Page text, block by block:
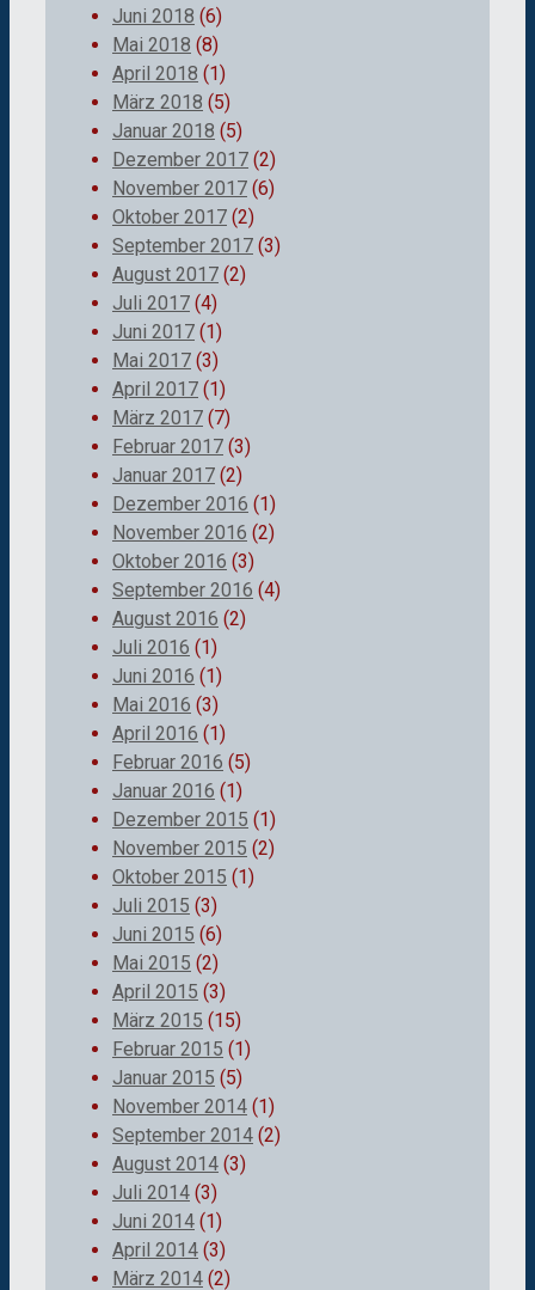
Juni 2018 (6)
Mai 2018 (8)
April 2018 (1)
März 2018 (5)
Januar 2018 (5)
Dezember 2017 (2)
November 2017 (6)
Oktober 2017 (2)
September 2017 (3)
August 2017 (2)
Juli 2017 (4)
Juni 2017 (1)
Mai 2017 (3)
April 2017 (1)
März 2017 (7)
Februar 2017 (3)
Januar 2017 (2)
Dezember 2016 (1)
November 2016 (2)
Oktober 2016 (3)
September 2016 (4)
August 2016 (2)
Juli 2016 (1)
Juni 2016 (1)
Mai 2016 (3)
April 2016 (1)
Februar 2016 (5)
Januar 2016 (1)
Dezember 2015 (1)
November 2015 (2)
Oktober 2015 (1)
Juli 2015 (3)
Juni 2015 (6)
Mai 2015 (2)
April 2015 (3)
März 2015 (15)
Februar 2015 (1)
Januar 2015 (5)
November 2014 (1)
September 2014 (2)
August 2014 (3)
Juli 2014 (3)
Juni 2014 (1)
April 2014 (3)
März 2014 (2)